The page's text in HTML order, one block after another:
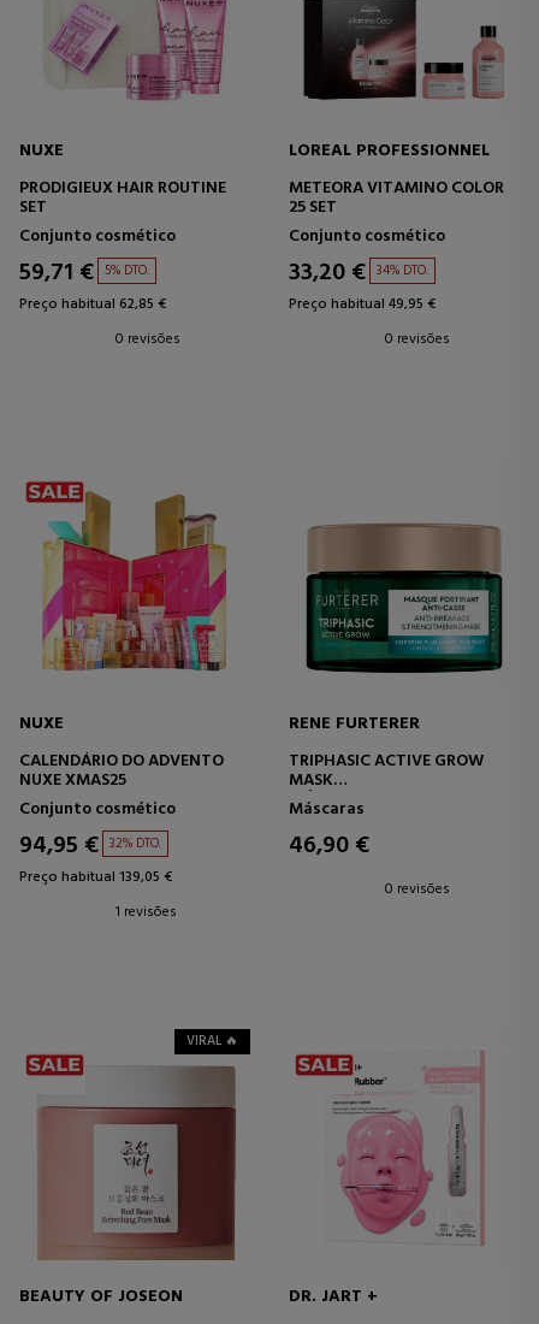
NUXE
PRODIGIEUX HAIR ROUTINE
SET
Conjunto cosmético
59,71 € 5% DTO.
Preço habitual 62,85 €
0 revisões
LOREAL PROFESSIONNEL
METEORA VITAMINO COLOR
25 SET
Conjunto cosmético
33,20 € 34% DTO.
Preço habitual 49,95 €
0 revisões
NUXE
CALENDÁRIO DO ADVENTO
NUXE XMAS25
Conjunto cosmético
94,95 € 32% DTO.
Preço habitual 139,05 €
1 revisões
RENE FURTERER
TRIPHASIC ACTIVE GROW
MASK
MÁSCARA FORTIFICANTE
ANTI-QUEBRA
Máscaras
46,90 €
0 revisões
VIRAL 🔥
BEAUTY OF JOSEON
DR. JART +